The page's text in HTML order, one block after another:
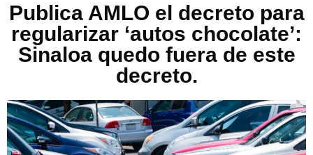
Publica AMLO el decreto para
regularizar ‘autos chocolate’:
Sinaloa quedo fuera de este
decreto.